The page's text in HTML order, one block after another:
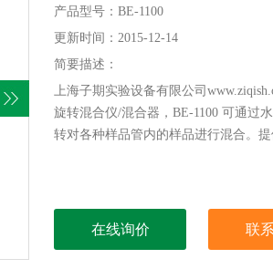
产品型号：BE-1100
更新时间：2015-12-14
简要描述：
上海子期实验设备有限公司
旋转混合仪/混合器，BE-1100 可通过
转对各种样品管内的样品进行混合。提
在线询价 联